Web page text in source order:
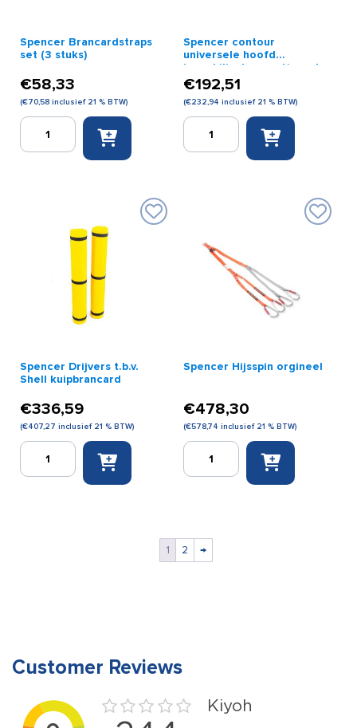
Spencer Brancardstraps
set (3 stuks)
€58,33
(€70,58 inclusief 21 % BTW)
Spencer
Brancardstraps
Spencer contour
universele hoofd
immobilisator geel/zwart
€192,51
(€232,94 inclusief 21 % BTW)
Spencer
contour
Spencer Drijvers t.b.v.
Shell kuipbrancard
€336,59
(€407,27 inclusief 21 % BTW)
Spencer
Drijvers
Spencer Hijsspin orgineel
€478,30
(€578,74 inclusief 21 % BTW)
Spencer
Hijsspin
1 2 →
Customer Reviews